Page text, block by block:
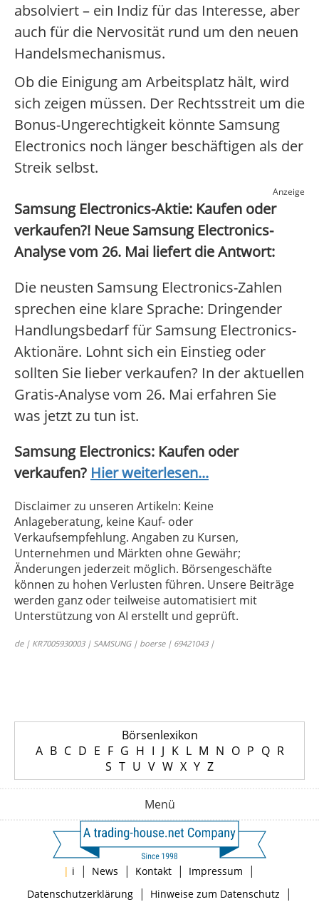
absolviert – ein Indiz für das Interesse, aber
auch für die Nervosität rund um den neuen
Handelsmechanismus.
Ob die Einigung am Arbeitsplatz hält, wird
sich zeigen müssen. Der Rechtsstreit um die
Bonus-Ungerechtigkeit könnte Samsung
Electronics noch länger beschäftigen als der
Streik selbst.
Anzeige
Samsung Electronics-Aktie: Kaufen oder
verkaufen?! Neue Samsung Electronics-
Analyse vom 26. Mai liefert die Antwort:
Die neusten Samsung Electronics-Zahlen
sprechen eine klare Sprache: Dringender
Handlungsbedarf für Samsung Electronics-
Aktionäre. Lohnt sich ein Einstieg oder
sollten Sie lieber verkaufen? In der aktuellen
Gratis-Analyse vom 26. Mai erfahren Sie
was jetzt zu tun ist.
Samsung Electronics: Kaufen oder
verkaufen? Hier weiterlesen...
Disclaimer zu unseren Artikeln: Keine
Anlageberatung, keine Kauf- oder
Verkaufsempfehlung. Angaben zu Kursen,
Unternehmen und Märkten ohne Gewähr;
Änderungen jederzeit möglich. Börsengeschäfte
können zu hohen Verlusten führen. Unsere Beiträge
werden ganz oder teilweise automatisiert mit
Unterstützung von AI erstellt und geprüft.
de | KR7005930003 | SAMSUNG | boerse | 69421043 |
Börsenlexikon
A B C D E F G H I J K L M N O P Q R
S T U V W X Y Z
Menü
| i | News | Kontakt | Impressum |
Datenschutzerklärung| Hinweise zum Datenschutz |